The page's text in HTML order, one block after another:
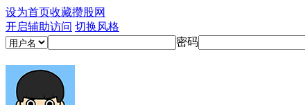
设为首页收藏攒股网
开启辅助访问 切换风格
密码